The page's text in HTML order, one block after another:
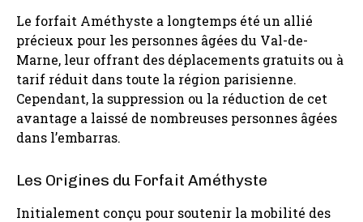
Le forfait Améthyste a longtemps été un allié
précieux pour les personnes âgées du Val-de-
Marne, leur offrant des déplacements gratuits ou à
tarif réduit dans toute la région parisienne.
Cependant, la suppression ou la réduction de cet
avantage a laissé de nombreuses personnes âgées
dans l’embarras.
Les Origines du Forfait Améthyste
Initialement conçu pour soutenir la mobilité des